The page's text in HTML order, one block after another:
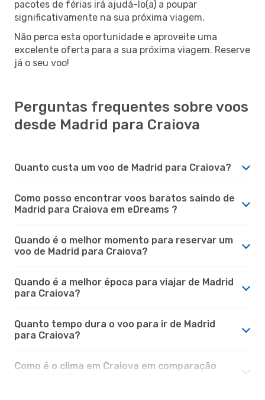
pacotes de férias irá ajudá-lo(a) a poupar
significativamente na sua próxima viagem.
Não perca esta oportunidade e aproveite uma
excelente oferta para a sua próxima viagem. Reserve
já o seu voo!
Perguntas frequentes sobre voos
desde Madrid para Craiova
Quanto custa um voo de Madrid para Craiova?
Como posso encontrar voos baratos saindo de
Madrid para Craiova em eDreams ?
Quando é o melhor momento para reservar um
voo de Madrid para Craiova?
Quando é a melhor época para viajar de Madrid
para Craiova?
Quanto tempo dura o voo para ir de Madrid
para Craiova?
Como é o clima em Craiova em comparação